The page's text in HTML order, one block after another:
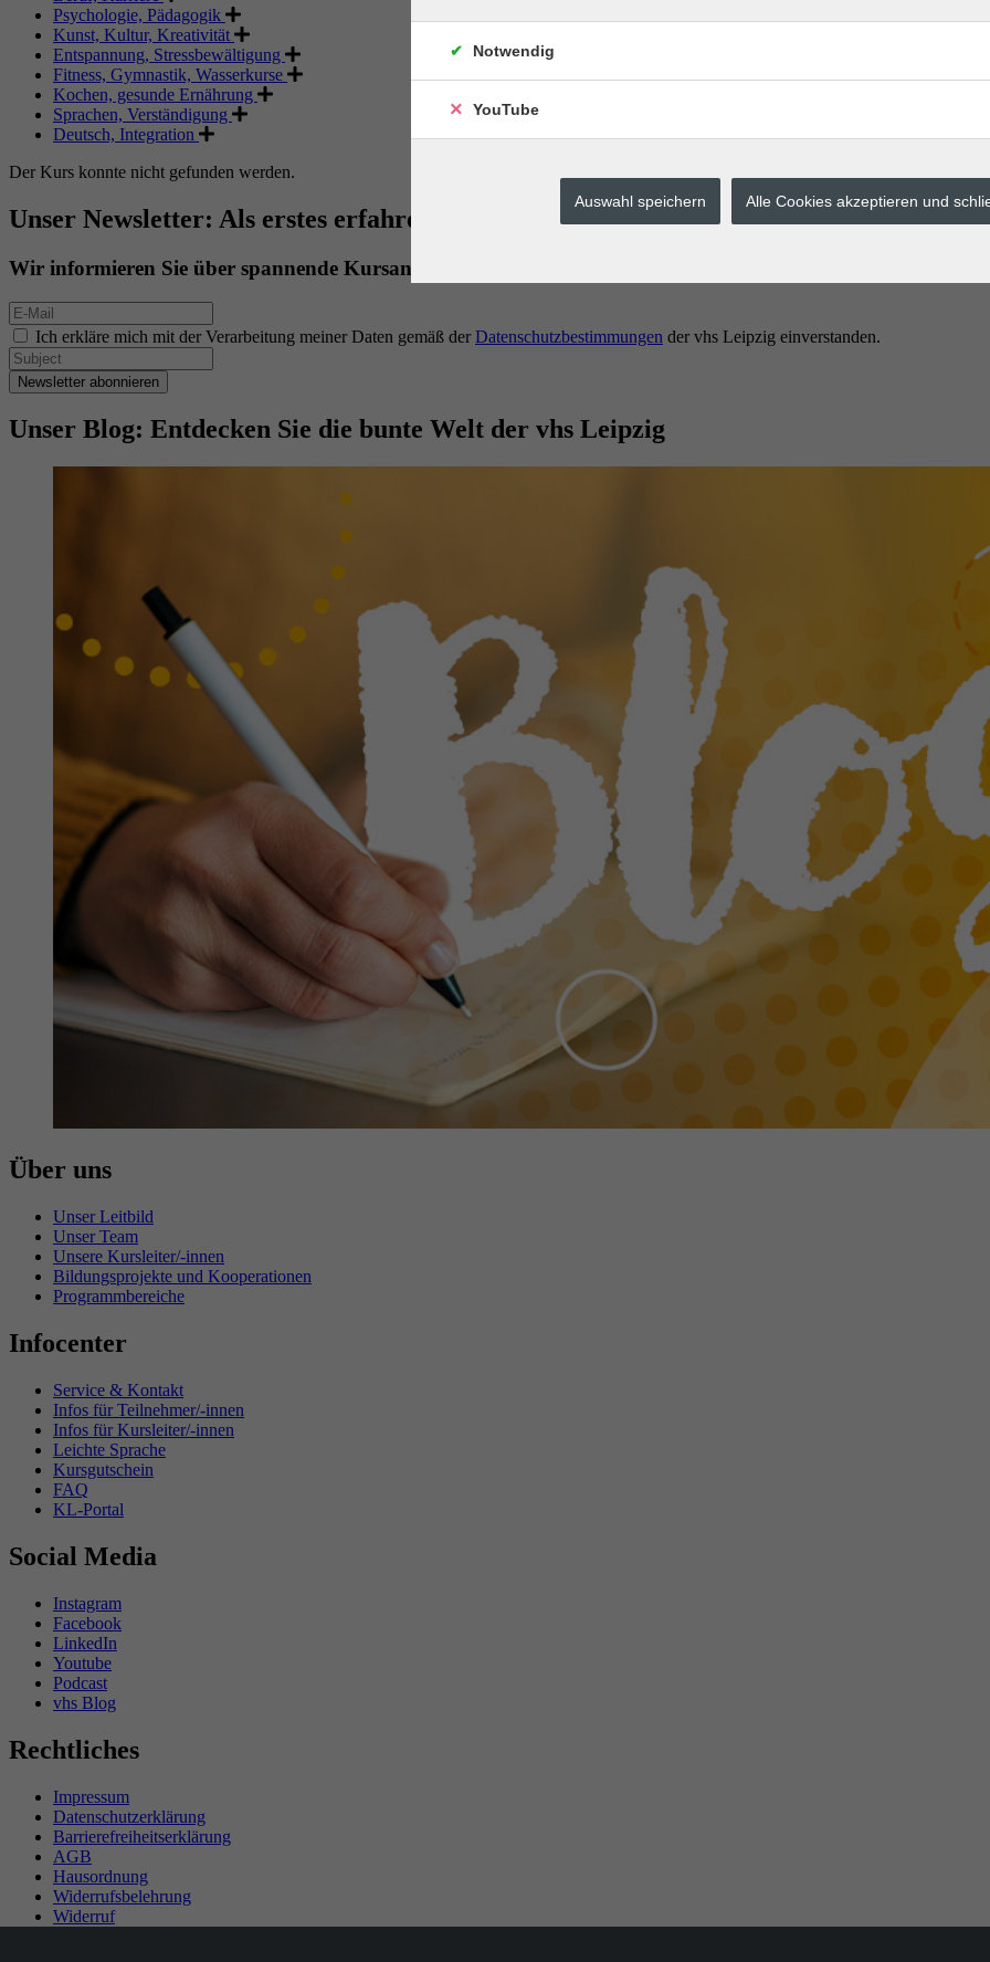
Psychologie, Pädagogik
Kunst, Kultur, Kreativität
Entspannung, Stressbewältigung
Fitness, Gymnastik, Wasserkurse
Kochen, gesunde Ernährung
Sprachen, Verständigung
Deutsch, Integration
Der Kurs konnte nicht gefunden werden.
Unser Newsletter: Als erstes erfahren. Als erstes buchen.
Wir informieren Sie über spannende Kursangebote.
Ich erkläre mich mit der Verarbeitung meiner Daten gemäß der Datenschutzbestimmungen der vhs Leipzig einverstanden.
Newsletter abonnieren
Unser Blog: Entdecken Sie die bunte Welt der vhs Leipzig
Über uns
Unser Leitbild
Unser Team
Unsere Kursleiter/-innen
Bildungsprojekte und Kooperationen
Programmbereiche
Infocenter
Service & Kontakt
Infos für Teilnehmer/-innen
Infos für Kursleiter/-innen
Leichte Sprache
Kursgutschein
FAQ
KL-Portal
Social Media
Instagram
Facebook
LinkedIn
Youtube
Podcast
vhs Blog
Rechtliches
Impressum
Datenschutzerklärung
Barrierefreiheitserklärung
AGB
Hausordnung
Widerrufsbelehrung
Widerruf
Notwendig
YouTube
Auswahl speichern Alle Cookies akzeptieren und